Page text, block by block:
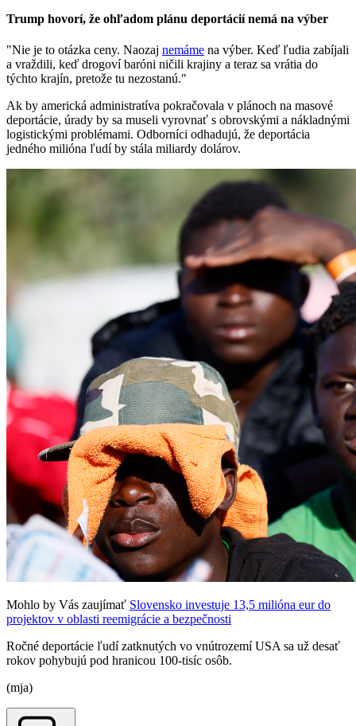
Trump hovorí, že ohľadom plánu deportácií nemá na výber
"Nie je to otázka ceny. Naozaj nemáme na výber. Keď ľudia zabíjali
a vraždili, keď drogoví baróni ničili krajiny a teraz sa vrátia do
týchto krajín, pretože tu nezostanú."
Ak by americká administratíva pokračovala v plánoch na masové
deportácie, úrady by sa museli vyrovnať s obrovskými a nákladnými
logistickými problémami. Odborníci odhadujú, že deportácia
jedného milióna ľudí by stála miliardy dolárov.
Mohlo by Vás zaujímať Slovensko investuje 13,5 milióna eur do
projektov v oblasti reemigrácie a bezpečnosti
Ročné deportácie ľudí zatknutých vo vnútrozemí USA sa už desať
rokov pohybujú pod hranicou 100-tisíc osôb.
(mja)